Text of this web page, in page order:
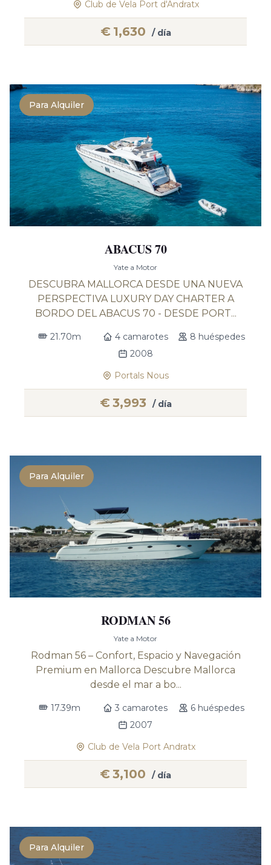
Club de Vela Port d'Andratx
€ 1,630 / día
Para Alquiler
ABACUS 70
Yate a Motor
DESCUBRA MALLORCA DESDE UNA NUEVA
PERSPECTIVA LUXURY DAY CHARTER A
BORDO DEL ABACUS 70 - DESDE PORT...
21.70m 4 camarotes
8 huéspedes
2008
Portals Nous
€3,993 / día
Para Alquiler
RODMAN 56
Yate a Motor
Rodman 56 – Confort, Espacio y Navegación
Premium en Mallorca Descubre Mallorca
desde el mar a bo...
17.39m 3 camarotes
6 huéspedes
2007
Club de Vela Port Andratx
€3,100 / día
Para Alquiler